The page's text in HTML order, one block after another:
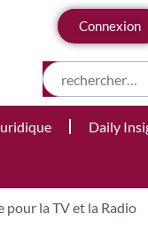
Connexion
Daily
pour la TV et la Radio